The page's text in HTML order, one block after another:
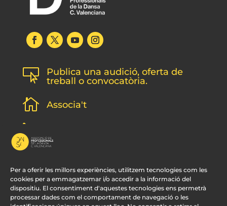
Per a oferir les millors experiències, utilitzem tecnologies com les
cookies per a emmagatzemar i/o accedir a la informació del
dispositiu. El consentiment d'aquestes tecnologies ens permetrà
processar dades com el comportament de navegació o les

Publica una audició, oferta de
treball o convocatòria.
 Associa't
l